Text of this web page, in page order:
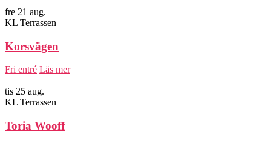
fre 21 aug.
KL Terrassen
Korsvägen
Fri entré Läs mer
tis 25 aug.
KL Terrassen
Toria Wooff